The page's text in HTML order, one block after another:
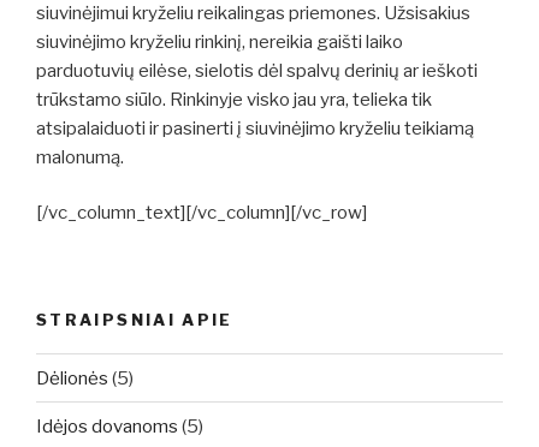
siuvinėjimui kryželiu reikalingas priemones. Užsisakius
siuvinėjimo kryželiu rinkinį, nereikia gaišti laiko
parduotuvių eilėse, sielotis dėl spalvų derinių ar ieškoti
trūkstamo siūlo. Rinkinyje visko jau yra, telieka tik
atsipalaiduoti ir pasinerti į siuvinėjimo kryželiu teikiamą
malonumą.
[/vc_column_text][/vc_column][/vc_row]
STRAIPSNIAI APIE
Dėlionės (5)
Idėjos dovanoms (5)